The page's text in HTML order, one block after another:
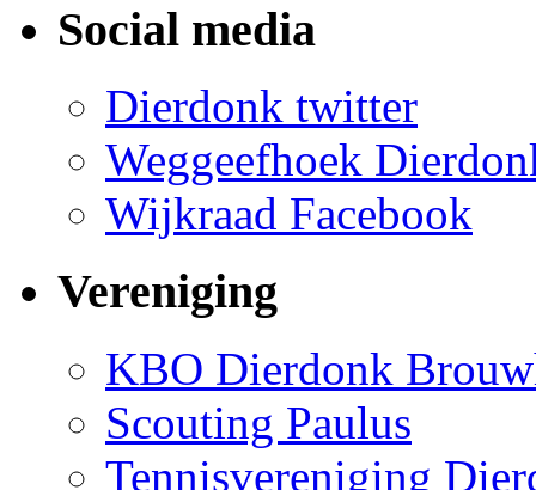
Social media
Dierdonk twitter
Weggeefhoek
Wijkraad Facebook
Vereniging
KBO Dierdonk
Scouting Paulus
Tennisvereniging